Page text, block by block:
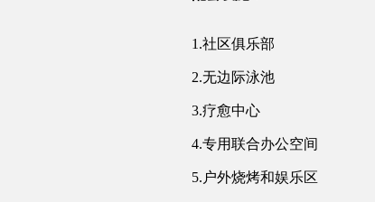
1.社区俱乐部
2.无边际泳池
3.疗愈中心
4.专用联合办公空间
5.户外烧烤和娱乐区